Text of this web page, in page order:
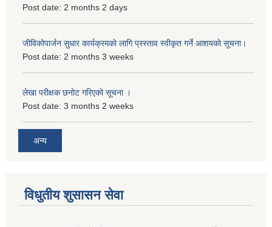
Post date: 2 months 2 days
जीविकोपार्जन सुधार कार्यक्रमको लागि प्रस्ताव स्वीकृत गर्ने आशयको सूचना।
Post date: 2 months 3 weeks
लेखा परीक्षक छनोट गरिएको सूचना ।
Post date: 3 months 2 weeks
अन्य
विधुतीय शुसासन सेवा